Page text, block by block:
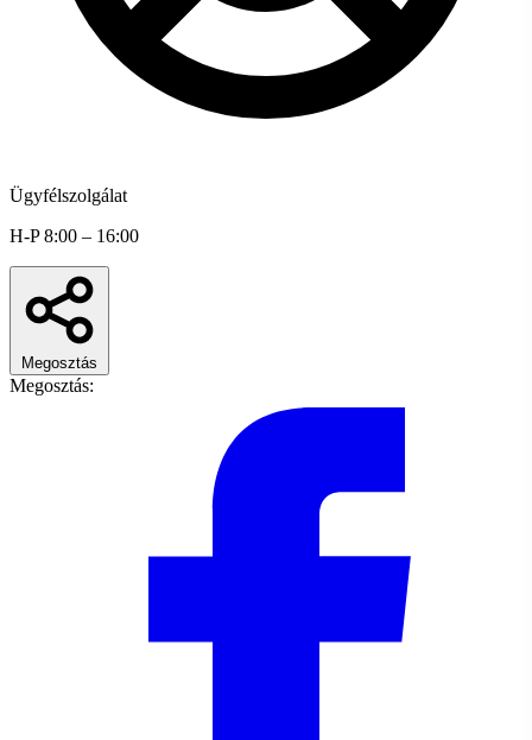
Ügyfélszolgálat
H-P 8:00 – 16:00
Megosztás
Megosztás: